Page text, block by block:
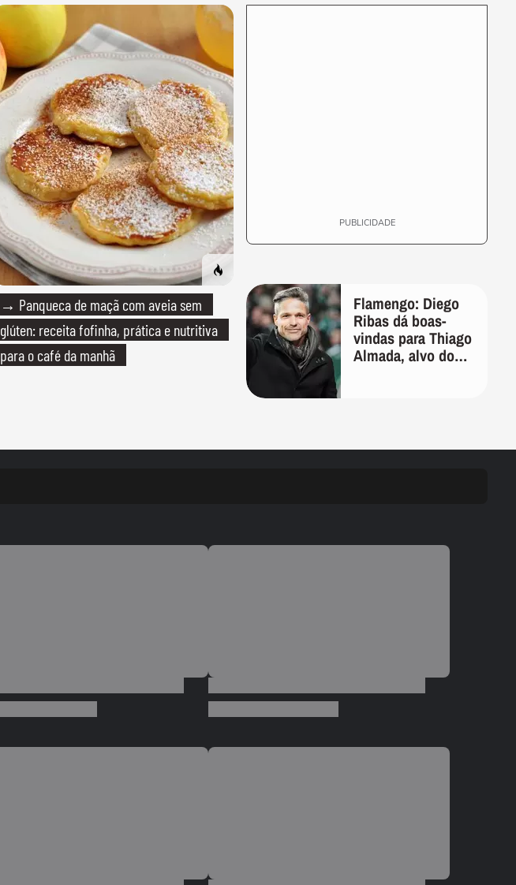
→ Panqueca de maçã com aveia sem
glúten: receita fofinha, prática e nutritiva
para o café da manhã
PUBLICIDADE
Flamengo: Diego
Ribas dá boas-
vindas para Thiago
Almada, alvo do